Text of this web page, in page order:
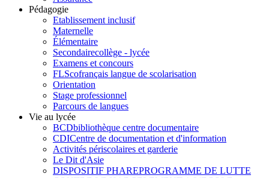
Pédagogie
Etablissement inclusif
Maternelle
Élémentaire
Secondairecollège - lycée
Examens et concours
FLScofrançais langue de scolarisation
Orientation
Stage professionnel
Parcours de langues
Vie au lycée
BCDbibliothèque centre documentaire
CDICentre de documentation et d'information
Activités périscolaires et garderie
Le Dit d'Asie
DISPOSITIF PHAREPROGRAMME DE LUTTE